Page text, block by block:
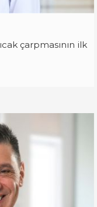
çarpmasının ilk